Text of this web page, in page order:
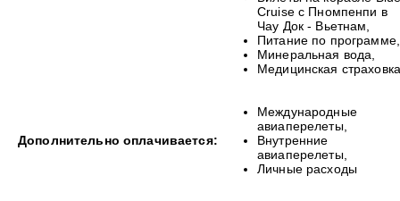
Cruise с Пномпенпи в
Чау Док - Вьетнам,
Питание по программе,
Минеральная вода,
Медицинская
Дополнительно оплачивается:
Международные
авиаперелеты,
Внутренние
авиаперелеты,
Личные расходы